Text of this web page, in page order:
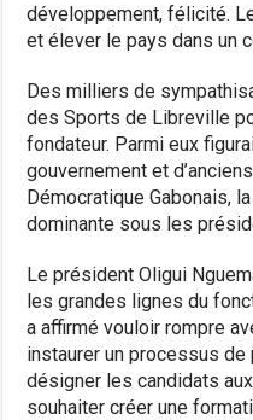
développement, félicité.
et élever le pays dans un
Des milliers de
des Sports de Libreville
fondateur. Parmi eux
gouvernement et
Démocratique Gabonais,
dominante sous les
Le président Oligui
les grandes lignes du
a affirmé vouloir rompre
instaurer un processus
désigner les candidats
souhaiter créer une